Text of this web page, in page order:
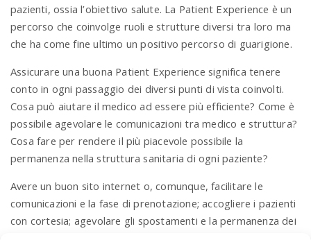
pazienti, ossia l’obiettivo salute. La Patient Experience è un
percorso che coinvolge ruoli e strutture diversi tra loro ma
che ha come fine ultimo un positivo percorso di guarigione.
Assicurare una buona Patient Experience significa tenere
conto in ogni passaggio dei diversi punti di vista coinvolti.
Cosa può aiutare il medico ad essere più efficiente? Come è
possibile agevolare le comunicazioni tra medico e struttura?
Cosa fare per rendere il più piacevole possibile la
permanenza nella struttura sanitaria di ogni paziente?
Avere un buon sito internet o, comunque, facilitare le
comunicazioni e la fase di prenotazione; accogliere i pazienti
con cortesia; agevolare gli spostamenti e la permanenza dei